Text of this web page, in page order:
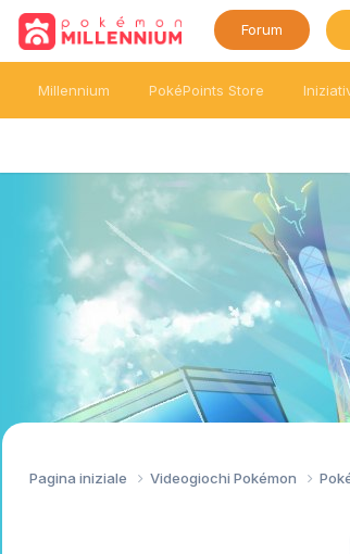
Forum
Millennium PokéPoints Store
Pagina iniziale Videogiochi Pokémon